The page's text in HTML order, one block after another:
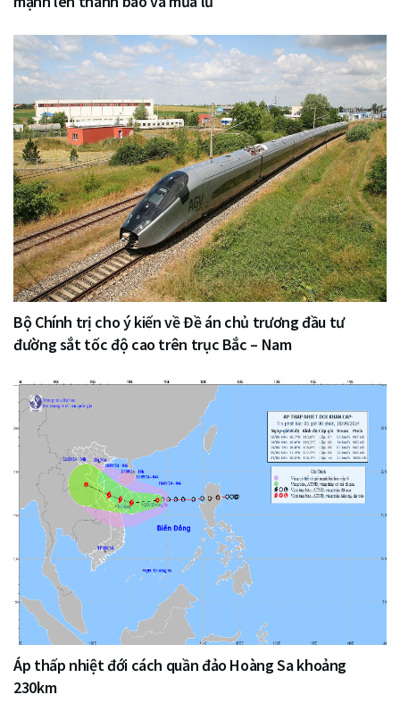
Bộ Chính trị cho ý kiến về Đề án chủ trương đầu tư
đường sắt tốc độ cao trên trục Bắc – Nam
Áp thấp nhiệt đới cách quần đảo Hoàng Sa khoảng
230km